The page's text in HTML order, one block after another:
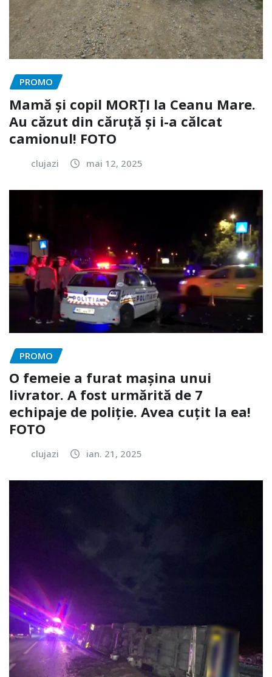
PROMO
Mamă și copil MORȚI la Ceanu Mare.
Au căzut din căruță și i-a călcat
camionul! FOTO
clujazi mai 12, 2025
PROMO
O femeie a furat mașina unui
livrator. A fost urmărită de 7
echipaje de poliție. Avea cuțit la ea!
FOTO
clujazi ian. 21, 2025